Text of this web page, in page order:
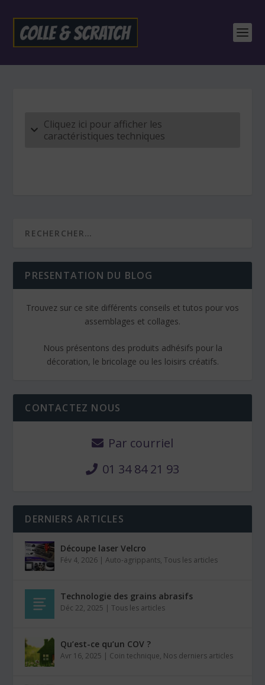
Cliquez ici pour afficher les
caractéristiques techniques
PRESENTATION DU BLOG
Trouvez sur ce site différents conseils et tutos pour vos
assemblages et collages.
Nous présentons des produits adhésifs pour la
décoration, le bricolage ou les loisirs créatifs.
CONTACTEZ NOUS
Par courriel
01 34 84 21 93
DERNIERS ARTICLES
Découpe laser Velcro
Fév 4, 2026 |Auto-agrippants,Tous les articles
Technologie des grains abrasifs
Déc 22, 2025 |Tous les articles
Qu’est-ce qu’un COV ?
Avr 16, 2025 | Coin technique, Nos derniers articles